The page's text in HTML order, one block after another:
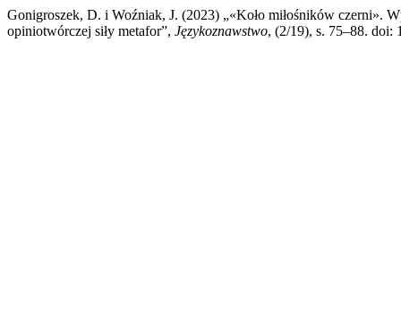
Gonigroszek, D. i Woźniak, J. (2023) „«Koło miłośników czerni».
opiniotwórczej siły metafor”, Językoznawstwo, (2/19), s. 75–88. doi: